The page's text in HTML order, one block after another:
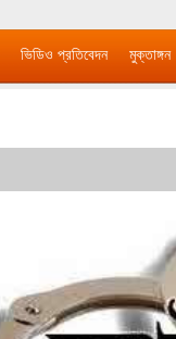
ভিডিও প্রতিবেদন মুক্তাঙ্গন